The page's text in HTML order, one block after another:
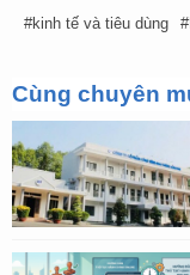
kinh tế và tiêu dùng
Cùng chuyên